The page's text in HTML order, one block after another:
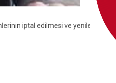
iptal edilmesi ve yenilenmesi